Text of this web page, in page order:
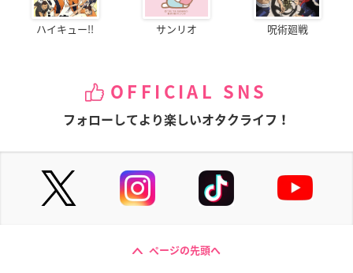
ハイキュー!! サンリオ 呪術廻戦
OFFICIAL SNS
フォローしてより楽しいオタクライフ！
ページの先頭へ